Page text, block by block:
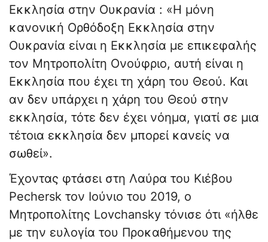
Εκκλησία στην Ουκρανία : «Η μόνη
κανονική Ορθόδοξη Εκκλησία στην
Ουκρανία είναι η Εκκλησία με επικεφαλής
τον Μητροπολίτη Ονούφριο, αυτή είναι η
Εκκλησία που έχει τη χάρη του Θεού. Και
αν δεν υπάρχει η χάρη του Θεού στην
εκκλησία, τότε δεν έχει νόημα, γιατί σε μια
τέτοια εκκλησία δεν μπορεί κανείς να
σωθεί».
Έχοντας φτάσει στη Λαύρα του Κιέβου
Pechersk τον Ιούνιο του 2019, ο
Μητροπολίτης Lovchansky τόνισε ότι «ήλθε
με την ευλογία του Προκαθήμενου της